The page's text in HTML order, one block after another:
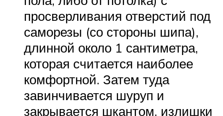
просверливания отверстий под
саморезы (со стороны шипа),
длинной около 1 сантиметра,
которая считается наиболее
комфортной. Затем туда
завинчивается шуруп и
закрывается шкантом, излишки